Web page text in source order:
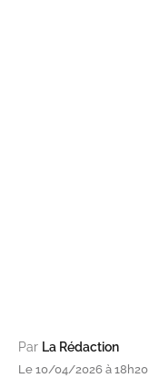
Par La Rédaction
Le 10/04/2026 à 18h20